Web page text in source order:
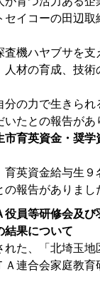
セイコーの田辺取
機ハヤブサを支
材の育成、技術
の力で生きられ
たとの報告があ
市育英資金・奨
英資金給与生９
報告がありまし
役員等研修会及
結果について
た、「北埼玉地
Ａ連合会家庭教育